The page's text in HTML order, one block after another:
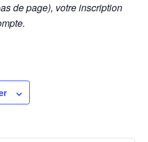
de page), votre inscription